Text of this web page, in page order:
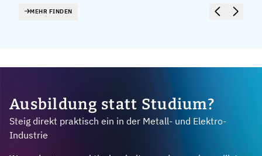
MEHR FINDEN
Ausbildung statt Studium?
Steig direkt praktisch ein in der Metall- und Elektro-
Industrie